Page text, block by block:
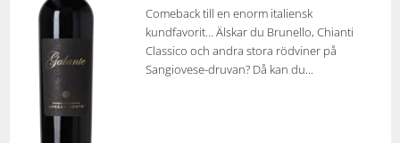
Comeback till en enorm italiensk
kundfavorit… Älskar du Brunello, Chianti
Classico och andra stora rödviner på
Sangiovese-druvan? Då kan du...